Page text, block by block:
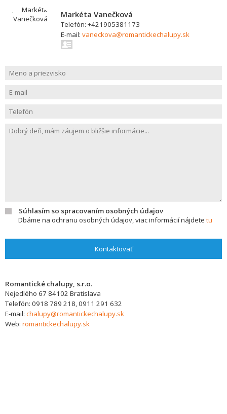
Markéta Vanečková
Telefón: +421905381173
E-mail: vaneckova@romantickechalupy.sk
Súhlasím so spracovaním osobných údajov
Dbáme na ochranu osobných údajov, viac informácií nájdete tu
Kontaktovať
Romantické chalupy, s.r.o.
Nejedlého 67 84102 Bratislava
Telefón: 0918 789 218, 0911 291 632
E-mail: chalupy@romantickechalupy.sk
Web: romantickechalupy.sk